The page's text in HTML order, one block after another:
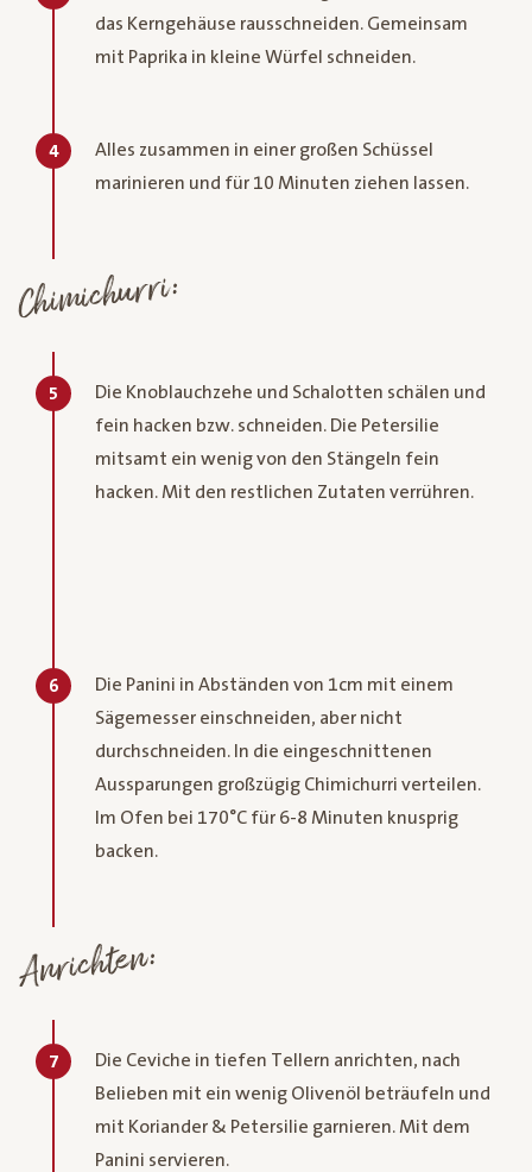
das Kerngehäuse rausschneiden. Gemeinsam
mit Paprika in kleine Würfel schneiden.
4
Alles zusammen in einer großen Schüssel
marinieren und für 10 Minuten ziehen lassen.
Chimichurri:
5
Die Knoblauchzehe und Schalotten schälen und
fein hacken bzw. schneiden. Die Petersilie
mitsamt ein wenig von den Stängeln fein
hacken. Mit den restlichen Zutaten verrühren.
6
Die Panini in Abständen von 1cm mit einem
Sägemesser einschneiden, aber nicht
durchschneiden. In die eingeschnittenen
Aussparungen großzügig Chimichurri verteilen.
Im Ofen bei 170°C für 6-8 Minuten knusprig
backen.
Anrichten:
7
Die Ceviche in tiefen Tellern anrichten, nach
Belieben mit ein wenig Olivenöl beträufeln und
mit Koriander & Petersilie garnieren. Mit dem
Panini servieren.